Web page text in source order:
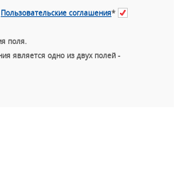
Пользовательские соглашения*
поля.
является одно из двух полей -